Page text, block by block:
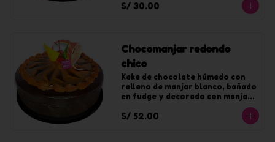
S/ 30.00
Chocomanjar redondo
chico
Keke de chocolate húmedo con
relleno de manjar blanco, bañado
en fudge y decorado con manjar.
S/ 52.00